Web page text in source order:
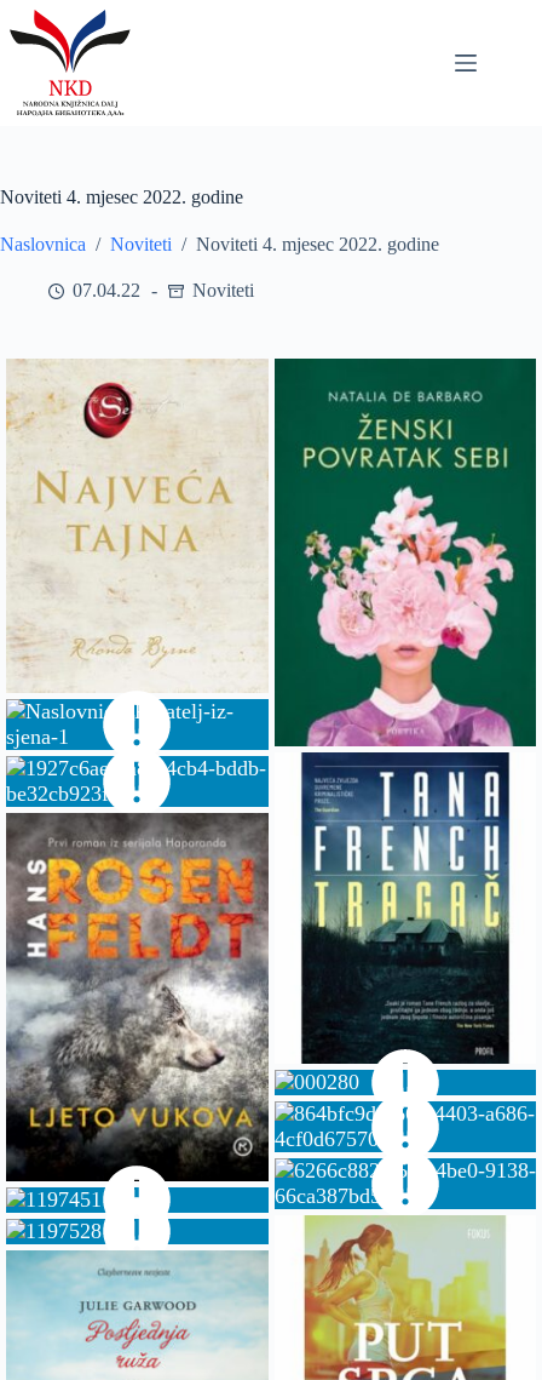
to
content
Noviteti 4. mjesec 2022. godine
Naslovnica / Noviteti / Noviteti 4. mjesec 2022. godine
07.04.22 Noviteti